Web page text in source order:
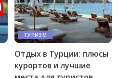
ТУРИЗМ
Отдых в Турции: плюсы
курортов и лучшие